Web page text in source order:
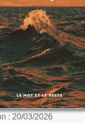
: 20/03/2026